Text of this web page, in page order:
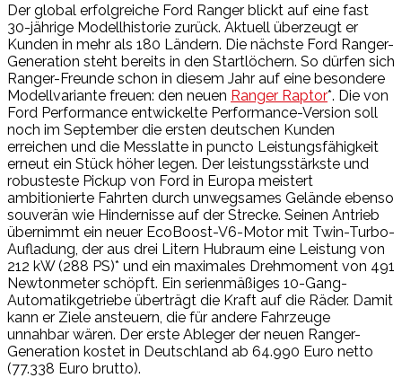
Der global erfolgreiche Ford Ranger blickt auf eine fast
30-jährige Modellhistorie zurück. Aktuell überzeugt er
Kunden in mehr als 180 Ländern. Die nächste Ford Ranger-
Generation steht bereits in den Startlöchern. So dürfen sich
Ranger-Freunde schon in diesem Jahr auf eine besondere
Modellvariante freuen: den neuen Ranger Raptor*. Die von
Ford Performance entwickelte Performance-Version soll
noch im September die ersten deutschen Kunden
erreichen und die Messlatte in puncto Leistungsfähigkeit
erneut ein Stück höher legen. Der leistungsstärkste und
robusteste Pickup von Ford in Europa meistert
ambitionierte Fahrten durch unwegsames Gelände ebenso
souverän wie Hindernisse auf der Strecke. Seinen Antrieb
übernimmt ein neuer EcoBoost-V6-Motor mit Twin-Turbo-
Aufladung, der aus drei Litern Hubraum eine Leistung von
212 kW (288 PS)* und ein maximales Drehmoment von 491
Newtonmeter schöpft. Ein serienmäßiges 10-Gang-
Automatikgetriebe überträgt die Kraft auf die Räder. Damit
kann er Ziele ansteuern, die für andere Fahrzeuge
unnahbar wären. Der erste Ableger der neuen Ranger-
Generation kostet in Deutschland ab 64.990 Euro netto
(77.338 Euro brutto).